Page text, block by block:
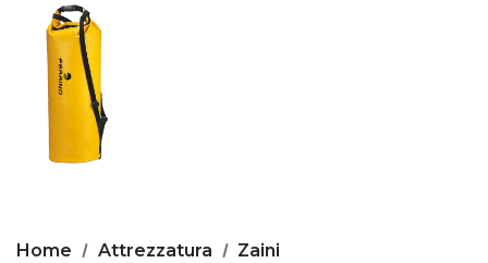
Home Attrezzatura
Zaini